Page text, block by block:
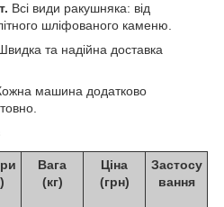
Всі види ракушняка: від
шліфованого каменю.
та надійна доставка
машина додатково
Вага
(кг)
Ціна
(грн)
Застосу
вання